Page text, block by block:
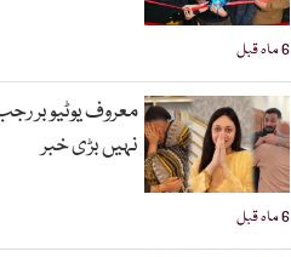
6 ماہ قبل
6 ماہ قبل
معروف یوٹیوبر
نہیں بڑی خبر